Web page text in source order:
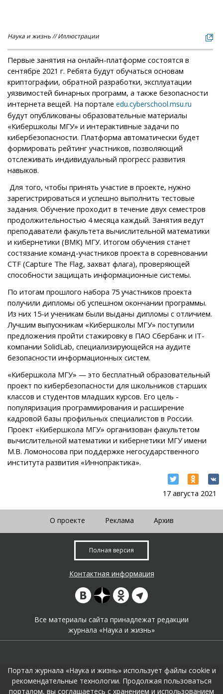
Наука и жизнь // Иллюстрации
Первые занятия на онлайн-платформе состоятся в
сентябре 2021 г. Ребята будут обучаться основам
криптографии, обратной разработки, эксплуатации
уязвимостей бинарных программ, а также безопасности
интернета вещей. На портале edu.cyberschool.msu.ru
будут опубликованы образовательные материалы
«Кибершколы МГУ» и интерактивные задачи по
кибербезопасности. Платформа автоматически будет
формировать рейтинг участников, позволяющий
отслеживать индивидуальный прогресс развития
навыков.
Для того, чтобы принять участие в проекте, нужно
зарегистрироваться и успешно выполнить тестовые
задания. Обучение проходит в течение двух семестров
продолжительностью 4 месяца каждый. Занятия ведут
преподаватели факультета вычислительной математики
и кибернетики (ВМК) МГУ. Итогом обучения станет
состязание команд-участников проекта в соревновании
CTF (Capture The Flag, захват флага), проверяющей
способности защищать информационные системы.
По итогам прошлого набора 75 участников проекта
получили дипломы об успешном окончании программы.
Из них 15-и ученикам были выданы дипломы с отличием.
Лучшим выпускникам «Кибершколы МГУ» поступили
предложения пройти стажировку в ПАО Сбербанк и IT-
компании SolidLab, специализирующейся на аудите
безопасности информационных систем.
«Кибершкола МГУ» — это бесплатный образовательный
проект по кибербезопасности для школьников старших
классов и студентов младших курсов. Его цель -
популяризация программирования и расширение
кадровой базы профильных специалистов в России.
Проект «Кибершкола МГУ» организован факультетом
вычислительной математики и кибернетики МГУ имени
М.В. Ломоносова при поддержке негосударственного
института развития «Иннопрактика».
17 августа 2021
О проекте Реклама Архив
Полная версия
Контактная информация
Все материалы сайта принадлежат редакции
журнала «Наука и жизнь»
Портал журнала «Наука и жизнь» использует файлы cookie и
рекомендательные технологии. Продолжая пользоваться
порталом, вы соглашаетесь с хранением и использованием